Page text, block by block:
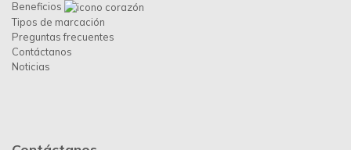
Beneficios
Tipos de marcación
Preguntas frecuentes
Contáctanos
Noticias